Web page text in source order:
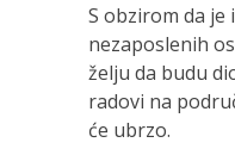
S obzirom da je
nezaposlenih
želju da budu
radovi na
će ubrzo.